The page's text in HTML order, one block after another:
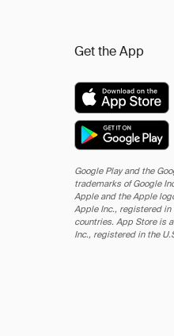
Get the App
Google Play and the
trademarks of Google
Apple and the Apple
Apple Inc., registered in
countries. App Store is
Inc., registered in the